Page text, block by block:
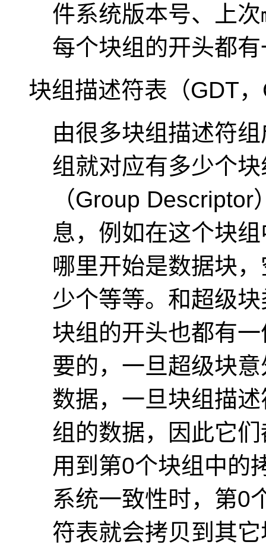
件系统版本号、上次
每个块组的开头都
块组描述符表（GDT
由很多块组描述符
组就对应有多少个
（Group Descriptor
息，例如在这个块
哪里开始是数据块
少个等等。和超级
块组的开头也都有
要的，一旦超级块
数据，一旦块组描
组的数据，因此它
用到第0个块组中的
系统一致性时，第0
符表就会拷贝到其